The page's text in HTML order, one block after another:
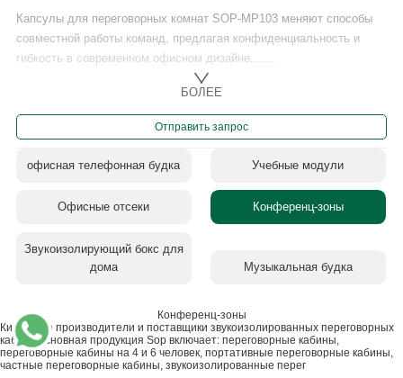
Капсулы для переговорных комнат SOP-MP103 меняют способы
совместной работы команд, предлагая конфиденциальность и
гибкость в современном офисном дизайне.......
БОЛЕЕ
Отправить запрос
офисная телефонная будка Учебные модули
Офисные отсеки Конференц-зоны
Звукоизолирующий бокс для
дома
Музыкальная будка
Конференц-зоны
Китайские производители и поставщики звукоизолированных переговорных
кабин - основная продукция Sop включает: переговорные кабины,
переговорные кабины на 4 и 6 человек, портативные переговорные кабины,
частные переговорные кабины, звукоизолированные перег